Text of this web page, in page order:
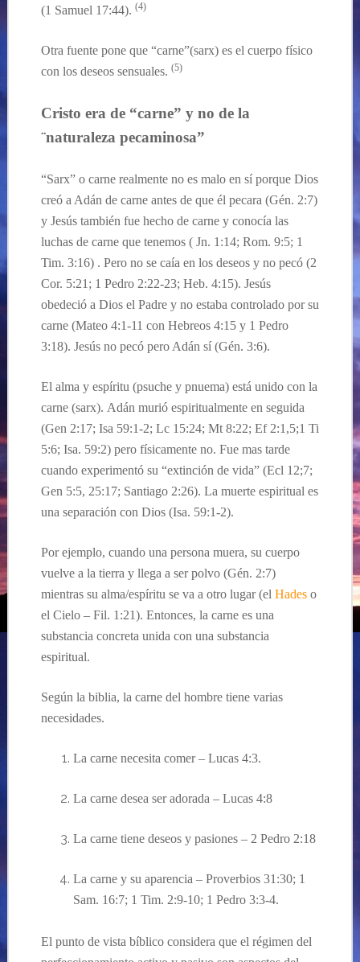
(1 Samuel 17:44). (4)
Otra fuente pone que “carne”(sarx) es el cuerpo físico
con los deseos sensuales. (5)
Cristo era de “carne” yno de la
¨naturaleza pecaminosa”
“Sarx” o carne realmente no es malo en síporque Dios
creó a Adán de carne antes de que él pecara (Gén. 2:7)
y Jesús también fue hecho de carne y conocía las
luchas de carne que tenemos ( Jn. 1:14; Rom. 9:5; 1
Tim. 3:16) . Pero no se caía en los deseos y no pecó(2
Cor. 5:21; 1 Pedro 2:22-23; Heb. 4:15). Jesús
obedeció a Dios el Padre y no estaba controlado por su
carne (Mateo 4:1-11 con Hebreos 4:15 y 1 Pedro
3:18). Jesús no pecó pero Adán sí (Gén. 3:6).
El alma y espíritu (psuche y pnuema) está unido con la
carne (sarx). Adán murióespiritualmente en seguida
(Gen 2:17; Isa 59:1-2; Lc 15:24; Mt 8:22; Ef 2:1,5;1 Ti
5:6; Isa. 59:2) pero físicamente no. Fue mas tarde
cuando experimentó su “extinción de vida” (Ecl 12;7;
Gen 5:5, 25:17; Santiago 2:26). La muerte espiritual es
una separación con Dios (Isa. 59:1-2).
Por ejemplo, cuando una persona muera, su cuerpo
vuelve a la tierra y llega a serpolvo (Gén. 2:7)
mientras su alma/espíritu se va a otro lugar (el Hadeso
el Cielo – Fil. 1:21). Entonces, la carne es una
substancia concreta unida con una substancia
espiritual.
Según la biblia, la carne del hombre tiene varias
necesidades.
La carne necesita comer – Lucas 4:3.
La carne desea ser adorada – Lucas 4:8
La carne tiene deseos y pasiones – 2 Pedro 2:18
La carne y su aparencia – Proverbios 31:30; 1
Sam. 16:7; 1 Tim. 2:9-10; 1 Pedro 3:3-4.
El punto de vista bíblicoconsidera que el régimen del